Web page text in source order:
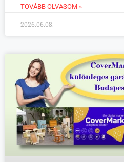
TOVÁBB OLVASOM »
2026.06.08.